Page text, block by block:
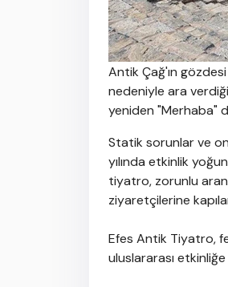
Antik Çağ'ın
nedeniyle ara
yeniden "Merhaba"
Statik sorunlar ve
yılında etkinlik
tiyatro, zorunlu
ziyaretçilerine
Efes Antik Tiyatro,
uluslararası